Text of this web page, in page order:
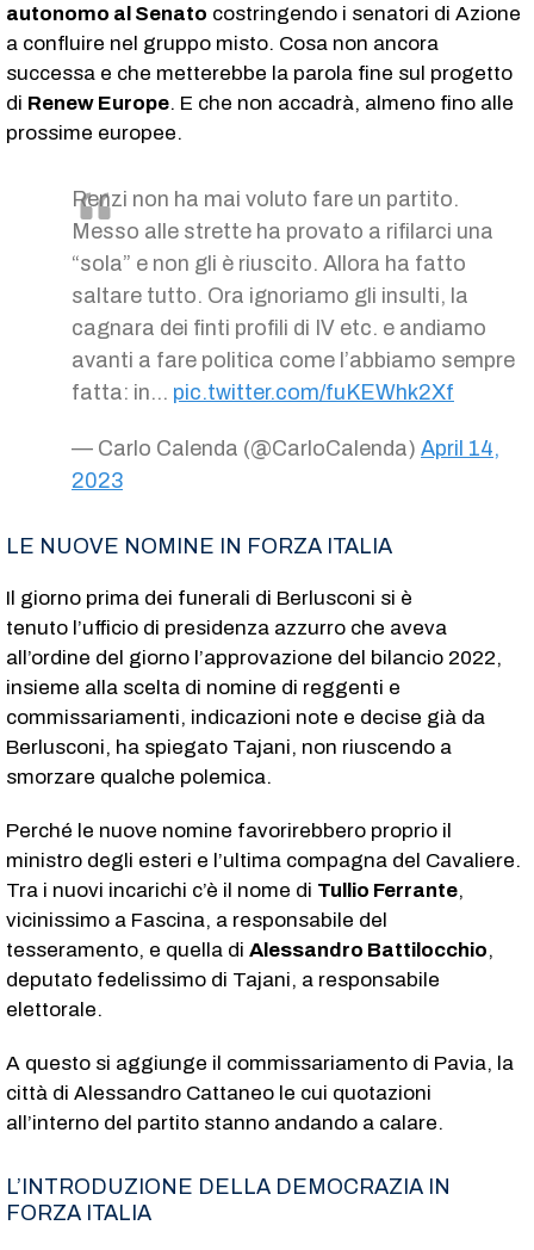
autonomo al Senato costringendo i senatori di Azione
a confluire nel gruppo misto. Cosa non ancora
successa e che metterebbe la parola fine sul progetto
di Renew Europe. E che non accadrà, almeno fino alle
prossime europee.
Renzi non ha mai voluto fare un partito.
Messo alle strette ha provato a rifilarci una
“sola” e non gli è riuscito. Allora ha fatto
saltare tutto. Ora ignoriamo gli insulti, la
cagnara dei finti profili di IV etc. e andiamo
avanti a fare politica come l’abbiamo sempre
fatta: in… pic.twitter.com/fuKEWhk2Xf
— Carlo Calenda (@CarloCalenda) April 14,
2023
LE NUOVE NOMINE IN FORZA ITALIA
Il giorno prima dei funerali di Berlusconi si è
tenuto l’ufficio di presidenza azzurro che aveva
all’ordine del giorno l’approvazione del bilancio 2022,
insieme alla scelta di nomine di reggenti e
commissariamenti, indicazioni note e decise già da
Berlusconi, ha spiegato Tajani, non riuscendo a
smorzare qualche polemica.
Perché le nuove nomine favorirebbero proprio il
ministro degli esteri e l’ultima compagna del Cavaliere.
Tra i nuovi incarichi c’è il nome di Tullio Ferrante,
vicinissimo a Fascina, a responsabile del
tesseramento, e quella di Alessandro Battilocchio,
deputato fedelissimo di Tajani, a responsabile
elettorale.
A questo si aggiunge il commissariamento di Pavia, la
città di Alessandro Cattaneo le cui quotazioni
all’interno del partito stanno andando a calare.
L’INTRODUZIONE DELLA DEMOCRAZIA IN
FORZA ITALIA